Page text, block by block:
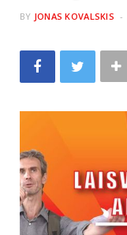
BY JONAS KOVALSKIS